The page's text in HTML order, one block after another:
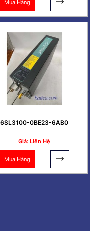
Mua Hàng
6SL3100-0BE23-6AB0
Giá: Liên Hệ
Mua Hàng